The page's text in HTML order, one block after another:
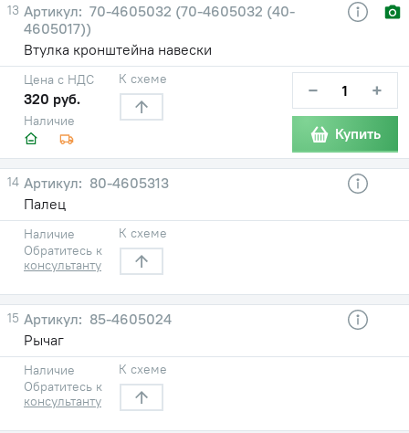
13
70-4605032 (70-4605032 (40-
4605017))
Втулка кронштейна навески
Наличие
Цена с НДС
320 руб.
К схеме − +
Купить
14
80-4605313
Палец
Наличие
Обратитесь к
консультанту
К схеме
15
85-4605024
Рычаг
Наличие
Обратитесь к
консультанту
К схеме